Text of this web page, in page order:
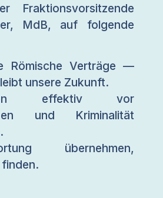
Fraktionsvorsitzende
MdB, auf folgende
Römische Verträge —
unsere Zukunft.
effektiv vor
und Kriminalität
übernehmen,